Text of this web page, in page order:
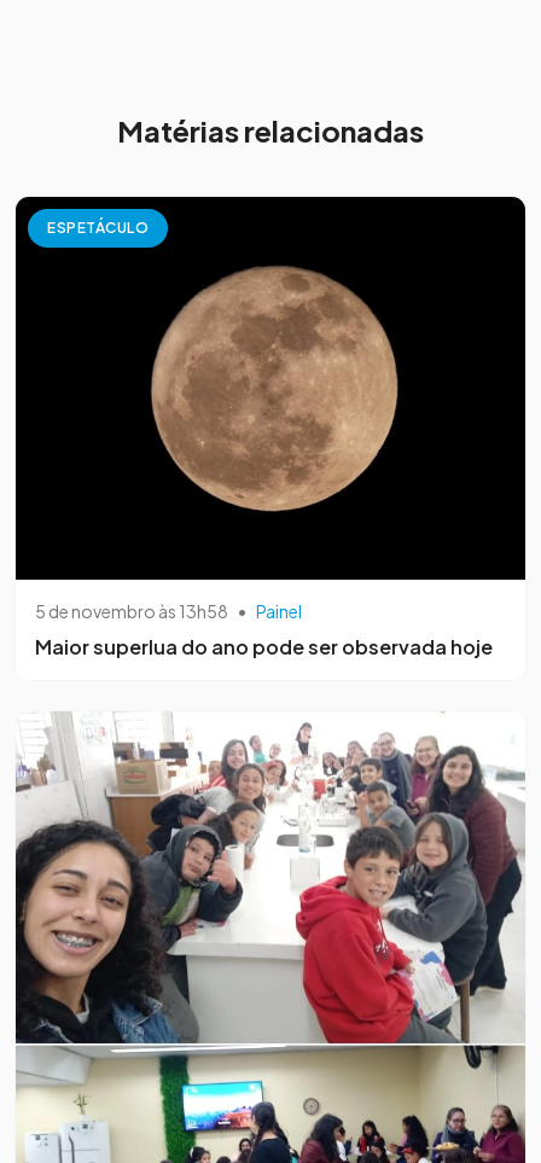
Matérias relacionadas
ESPETÁCULO
5 de novembro às 13h58 • Painel
Maior superlua do ano pode ser observada hoje